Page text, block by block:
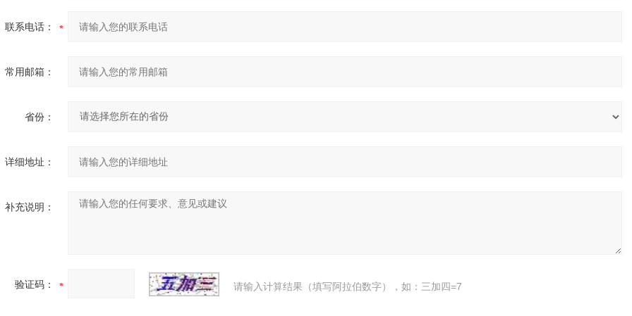
联系电话：
常用邮箱：
省份：
详细地址：
补充说明：
验证码： 请输入计算结果（填写阿拉伯数字），如：三加四=7